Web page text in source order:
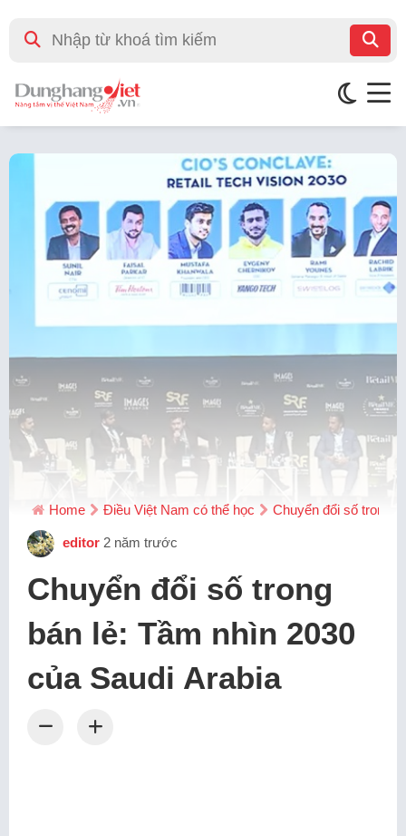
Home Điều Việt Nam có thể học Chuyển đổi số trong
editor 2 năm trước
Chuyển đổi số trong
bán lẻ: Tầm nhìn 2030
của Saudi Arabia